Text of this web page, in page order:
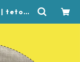
| tetote